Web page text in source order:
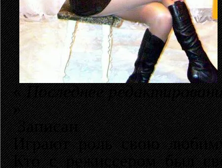
«Последнее
»
Записан
Играют роль свою
Кто с режиссером был